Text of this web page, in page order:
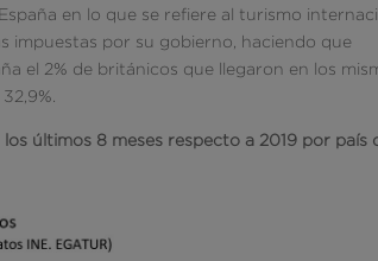
en lo que se refiere al turismo
impuestas por su gobierno, haciendo que
el 2% de británicos que llegaron en los
últimos 8 meses respecto a 2019 por país